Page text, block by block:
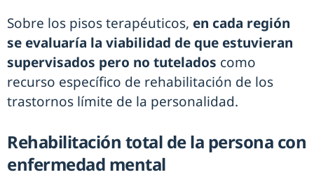
Sobre los pisos terapéuticos, en cada región
se evaluaría la viabilidad de que estuvieran
supervisados pero no tutelados como
recurso específico de rehabilitación de los
trastornos límite de la personalidad.
Rehabilitación total de la persona con
enfermedad mental